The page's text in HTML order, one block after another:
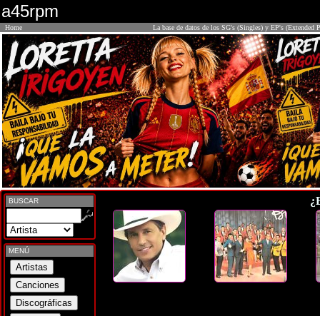
a45rpm
Home La base de datos de los SG's (Singles) y EP's (Extended
BUSCAR
MENÚ